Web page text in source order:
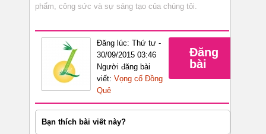
phẩm, công sức và sự sáng tạo của chúng tôi.
Đăng lúc: Thứ tư -
30/09/2015 03:46
Người đăng bài
viết: Vọng cổ Đồng
Quê
Đăng
bài
Bạn thích bài viết này?